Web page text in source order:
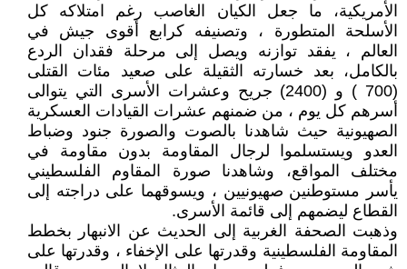
الأمريكية، ما جعل الكيان الغاصب رغم امتلاكه كل
الأسلحة المتطورة ، وتصنيفه كرابع أقوى جيش في
العالم ، يفقد توازنه ويصل إلى مرحلة فقدان الردع
بالكامل، بعد خسارته الثقيلة على صعيد مئات القتلى
(700 ) و (2400) جريح وعشرات الأسرى التي يتوالى
أسرهم كل يوم ، من ضمنهم عشرات القيادات العسكرية
الصهيونية حيث شاهدنا بالصوت والصورة جنود وضباط
العدو ويستسلموا لرجال المقاومة بدون مقاومة في
مختلف المواقع، وشاهدنا صورة المقاوم الفلسطيني
يأسر مستوطنين صهيونيين ، ويسوقهما على دراجته إلى
القطاع ليضمهم إلى قائمة الأسرى.
وذهبت الصحفة الغربية إلى الحديث عن الانبهار بخطط
المقاومة الفلسطينية وقدرتها على الإخفاء ، وقدرتها على